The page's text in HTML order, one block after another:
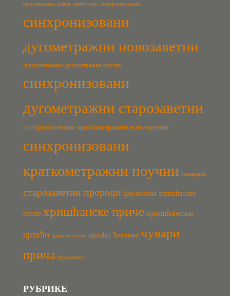
прослављање славе светитељи синхронизовани
синхронизовани
дугометражни новозаветни
синхронизовани дугометражни поучни
синхронизовани
дугометражни старозаветни
синхронизовани краткометражни новозаветни
синхронизовани
краткометражни поучни славарица
старозаветни пророци филмови хришћанске
песме хришћанске приче хришћански
цртаћи црквене песме цртаћи Знамење чувари
прича јуродивост
РУБРИКЕ